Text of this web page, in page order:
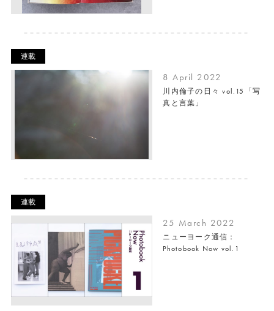
連載
8 April 2022
川内倫子の日々 vol.15「写
真と言葉」
連載
25 March 2022
ニューヨーク通信：
Photobook Now vol.1